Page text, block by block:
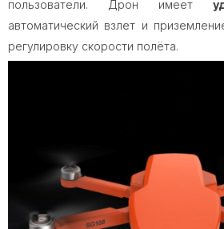
пользователи. Дрон имеет
автоматический взлет и
регулировку скорости полёта.